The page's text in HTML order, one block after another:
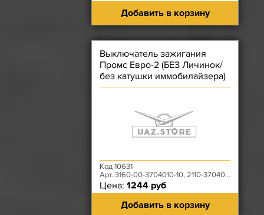
Добавить в корзину
Выключатель зажигания
Промс Евро-2 (БЕЗ Личинок/
без катушки иммобилайзера)
- (2-рядный разъём
Код 10631
Арт. 3160-00-3704010-10, 2110-3704010-10
Цена: 1244 руб
Добавить в корзину